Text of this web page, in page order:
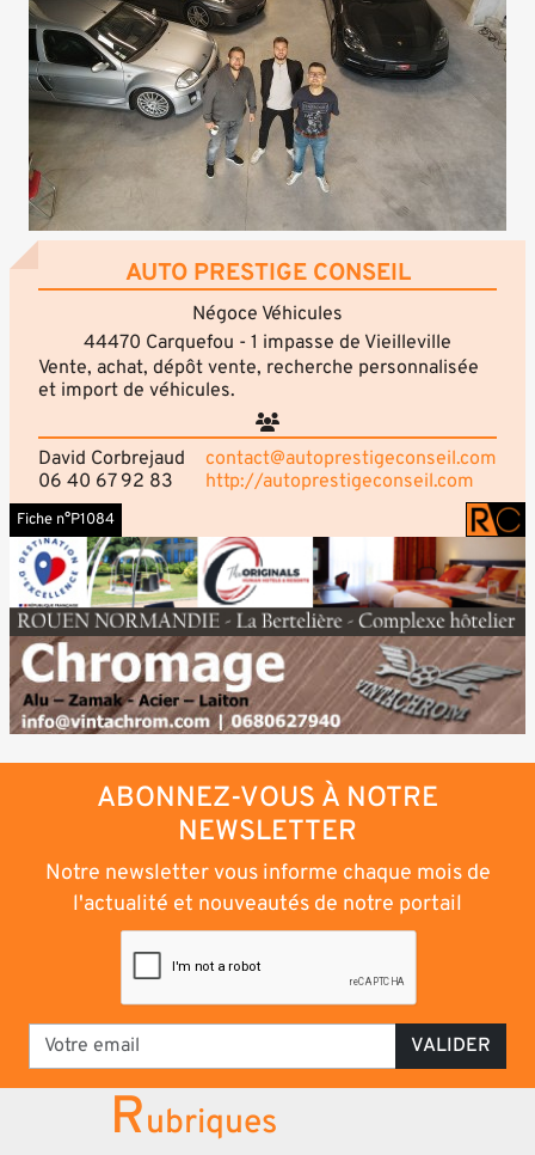
AUTO PRESTIGE CONSEIL
Négoce Véhicules
44470 Carquefou - 1 impasse de Vieilleville
Vente, achat, dépôt vente, recherche personnalisée
et import de véhicules.
David Corbrejaud
06 40 67 92 83
contact@autoprestigeconseil.com
http://autoprestigeconseil.com
Fiche n°P1084
ABONNEZ-VOUS À NOTRE
NEWSLETTER
Notre newsletter vous informe chaque mois de
l'actualité et nouveautés de notre portail
VALIDER
Rubriques